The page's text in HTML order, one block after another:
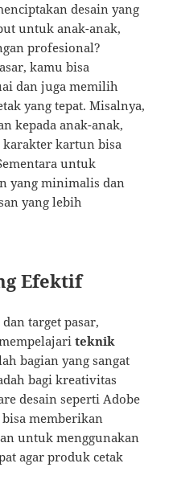
desain yang
untuk anak-anak,
profesional?
kamu bisa
dan juga memilih
yang tepat. Misalnya,
kepada anak-anak,
kartun bisa
untuk
yang minimalis dan
yang lebih
Efektif
target pasar,
teknik
bagian yang sangat
bagi kreativitas
desain seperti Adobe
memberikan
untuk menggunakan
agar produk cetak